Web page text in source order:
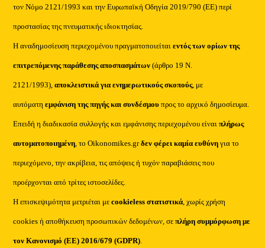
τον Νόμο 2121/1993 και την Ευρωπαϊκή Οδηγία 2019/790 (ΕΕ) περί
προστασίας της πνευματικής ιδιοκτησίας.
Η αναδημοσίευση περιεχομένου πραγματοποιείταιεντός των ορίων της
επιτρεπόμενης παράθεσης αποσπασμάτων (άρθρο 19 Ν.
2121/1993), αποκλειστικά για ενημερωτικούς σκοπούς, με
αυτόματηεμφάνιση της πηγής και συνδέσμου προς το αρχικό δημοσίευμα.
Επειδή η διαδικασία συλλογής και εμφάνισης περιεχομένου είναιπλήρως
αυτοματοποιημένη, το Oikonomikes.grδεν φέρει καμία ευθύνη για το
περιεχόμενο, την ακρίβεια, τις απόψεις ή τυχόν παραβιάσεις που
προέρχονται από τρίτες ιστοσελίδες.
Η επισκεψιμότητα μετριέται μεcookieless στατιστικά, χωρίς χρήση
cookies ή αποθήκευση προσωπικών δεδομένων, σεπλήρη συμμόρφωση με
τον Κανονισμό (ΕΕ) 2016/679 (GDPR).